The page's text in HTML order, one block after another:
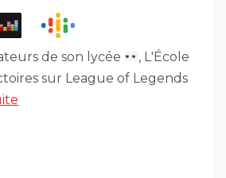
de son lycée
, L'École
sur League of Legends